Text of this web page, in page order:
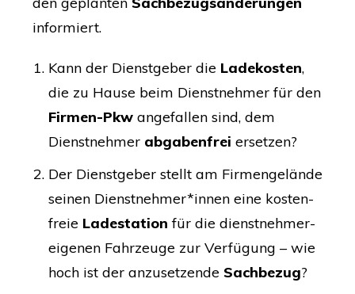
informiert.
Kann der Dienst­ge­ber die Lade­kos­ten,
die zu Hau­se beim Dienst­neh­mer für den
Fir­men-Pkw ange­fal­len sind, dem
Dienst­neh­mer abga­ben­frei ersetzen?
Der Dienst­ge­ber stellt am Fir­men­ge­län­de
sei­nen Dienstnehmer*innen eine kos­ten­
freie Lade­sta­ti­on für die dienst­neh­mer­
ei­ge­nen Fahr­zeu­ge zur Ver­fü­gung – wie
hoch ist der anzu­set­zen­de Sach­be­zug?